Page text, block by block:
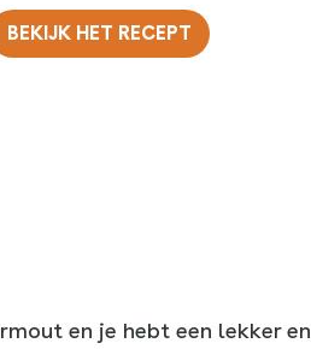
BEKIJK HET RECEPT
en je hebt een lekker en